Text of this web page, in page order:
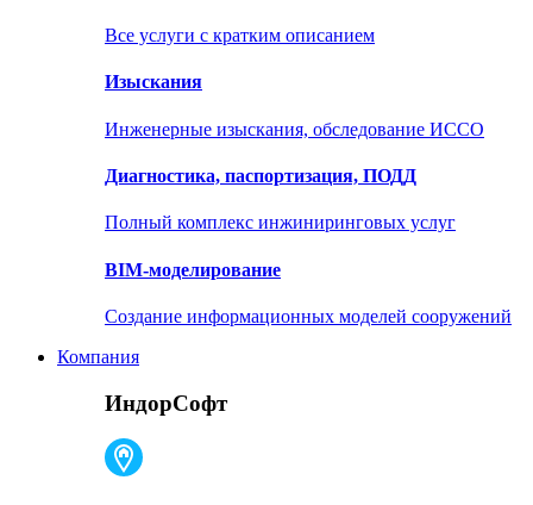
Все услуги с кратким описанием
Изыскания
Инженерные изыскания, обследование ИССО
Диагностика, паспортизация, ПОДД
Полный комплекс инжиниринговых услуг
BIM-моделирование
Создание информационных моделей сооружений
Компания
ИндорСофт